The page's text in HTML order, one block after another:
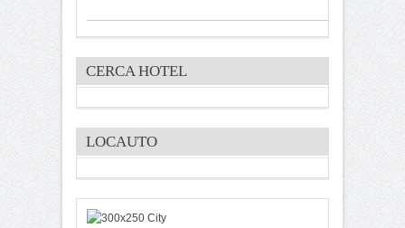
CERCA HOTEL
LOCAUTO